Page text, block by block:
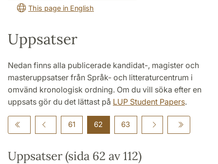
översättning till svenska
This page in English
Uppsatser
Nedan finns alla publicerade kandidat-, magister och
masteruppsatser från Språk- och litteraturcentrum i
omvänd kronologisk ordning. Om du vill söka efter en
uppsats gör du det lättast på LUP Student Papers.
61 62 63
Uppsatser (sida 62 av 112)